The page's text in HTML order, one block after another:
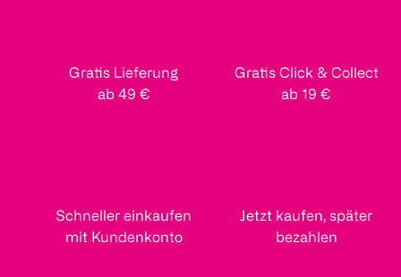
Gratis Lieferung
ab 49 €
Gratis Click & Collect
ab 19 €
Schneller einkaufen
mit Kundenkonto
Jetzt kaufen, später
bezahlen